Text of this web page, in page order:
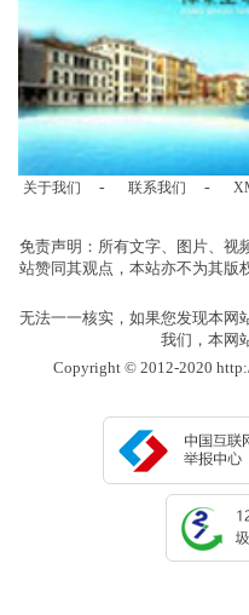
关于我们 - 联系我们 -
免责声明：所有文字、图片、视
站赞同其观点，本站亦不为其版
无法一一核实，如果您发现本网
我们，本网
Copyright © 2012-2020